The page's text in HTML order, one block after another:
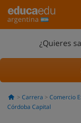
argentina
¿Quieres
Carrera
Comercio
Córdoba Capital